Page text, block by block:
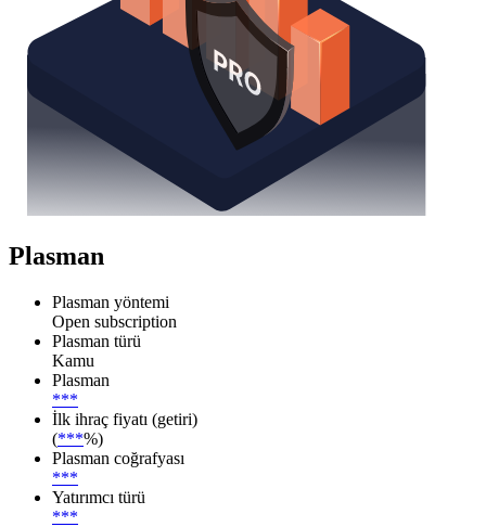
Plasman
Plasman yöntemi
Open subscription
Plasman türü
Kamu
Plasman
***
İlk ihraç fiyatı (getiri)
(***%)
Plasman coğrafyası
***
Yatırımcı türü
***